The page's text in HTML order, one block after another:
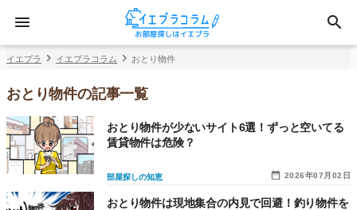
イエプラ イエプラコラム おとり物件
おとり物件の記事一覧
2026年07月02日
部屋探しの知恵
おとり物件が少ないサイト6選！ずっと空いてる
賃貸物件は危険？
おとり物件は現地集合の内見で回避！釣り物件を